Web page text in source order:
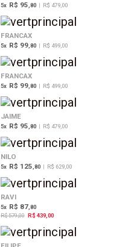
5x R$ 95 ,80 | R$ 479,00
FRANCAX
5x R$ 99,80 | R$ 499,00
FRANCAX
5x R$ 99,80 | R$ 499,00
JAIME
5x R$ 95 ,80 | R$ 479,00
NILO
5x R$ 125 ,80 | R$ 629,00
RAVI
5x R$ 87,80
R$ 579,00 R$ 439,00